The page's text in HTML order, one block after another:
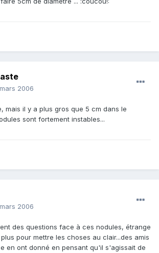
2006
mais il y a plus gros que 5 cm dans le
sont fortement instables...
2006
des questions face à ces nodules, étrange
pour mettre les choses au clair...des amis
en ont donné en pensant qu'il s'agissait de